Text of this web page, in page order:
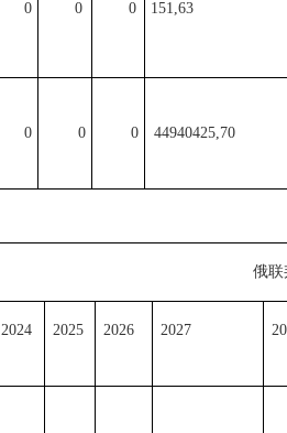
0 0 0 151,63
0 0 0 44940425,70
俄联
2024 2025 2026 2027